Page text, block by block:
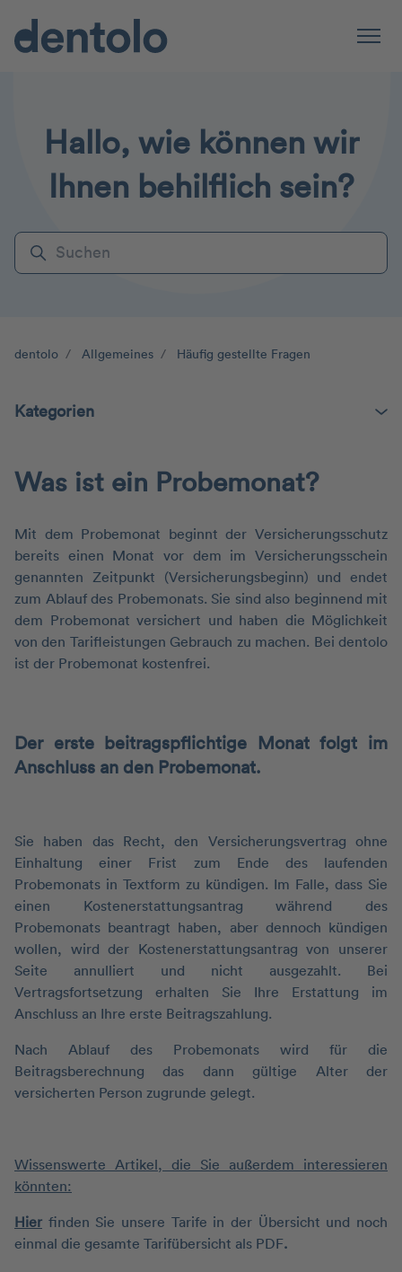
Hallo, wie können wir
Ihnen behilflich sein?
Suche
dentolo Allgemeines Häufig gestellte Fragen
Was ist ein Probemonat?
Mit dem Probemonat beginnt der Versicherungsschutz
bereits einen Monat vor dem im Versicherungsschein
genannten Zeitpunkt (Versicherungsbeginn) und endet
zum Ablauf des Probemonats. Sie sind also beginnend mit
dem Probemonat versichert und haben die Möglichkeit
von den Tarifleistungen Gebrauch zu machen. Bei dentolo
ist der Probemonat kostenfrei.
Der erste beitragspflichtige Monat folgt im
Anschluss an den Probemonat.
Sie haben das Recht, den Versicherungsvertrag ohne
Einhaltung einer Frist zum Ende des laufenden
Probemonats in Textform zu kündigen. Im Falle, dass Sie
einen Kostenerstattungsantrag während des
Probemonats beantragt haben, aber dennoch kündigen
wollen, wird der Kostenerstattungsantrag von unserer
Seite annulliert und nicht ausgezahlt. Bei
Vertragsfortsetzung erhalten Sie Ihre Erstattung im
Anschluss an Ihre erste Beitragszahlung.
Nach Ablauf des Probemonats wird für die
Beitragsberechnung das dann gültige Alter der
versicherten Person zugrunde gelegt.
Wissenswerte Artikel, die Sie außerdem interessieren
könnten:
Hier finden Sie unsere Tarife in der Übersicht und noch
einmal die gesamte Tarifübersicht als PDF.
Kategorien